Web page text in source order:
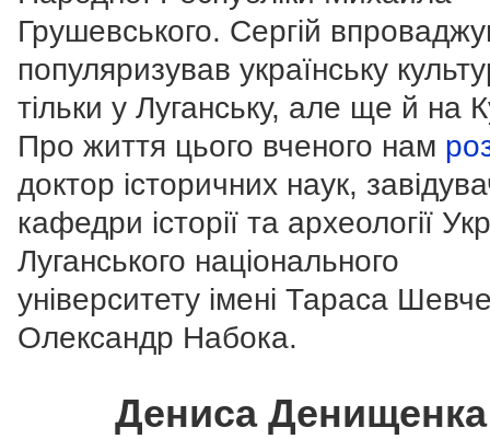
Грушевського. Сергій
популяризував українську
тільки у Луганську, але ще й на
Про життя цього вченого нам
доктор історичних наук,
кафедри історії та археології
Луганського національного
університету імені Тараса
Олександр Набока.
Дениса Денищенка